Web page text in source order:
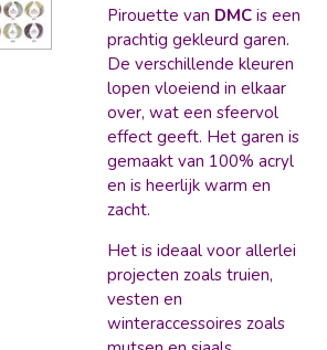
Pirouette van DMC is een
prachtig gekleurd garen.
De verschillende kleuren
lopen vloeiend in elkaar
over, wat een sfeervol
effect geeft. Het garen is
gemaakt van 100% acryl
en is heerlijk warm en
zacht.
Het is ideaal voor allerlei
projecten zoals truien,
vesten en
winteraccessoires zoals